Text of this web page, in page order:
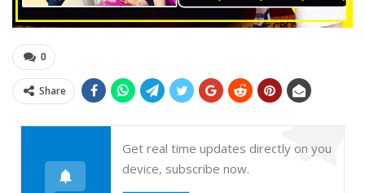
0
Share
Get real time updates directly on you
device, subscribe now.